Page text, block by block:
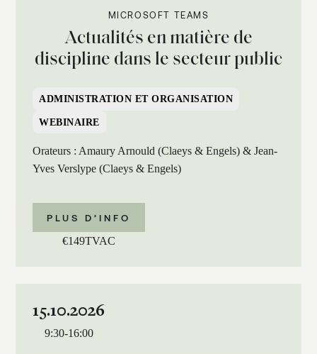
MICROSOFT TEAMS
Actualités en matière de
discipline dans le secteur public
ADMINISTRATION ET ORGANISATION
WEBINAIRE
Orateurs : Amaury Arnould (Claeys & Engels) & Jean-
Yves Verslype (Claeys & Engels)
PLUS D’INFO
€149TVAC
15.10.2026
9:30-16:00